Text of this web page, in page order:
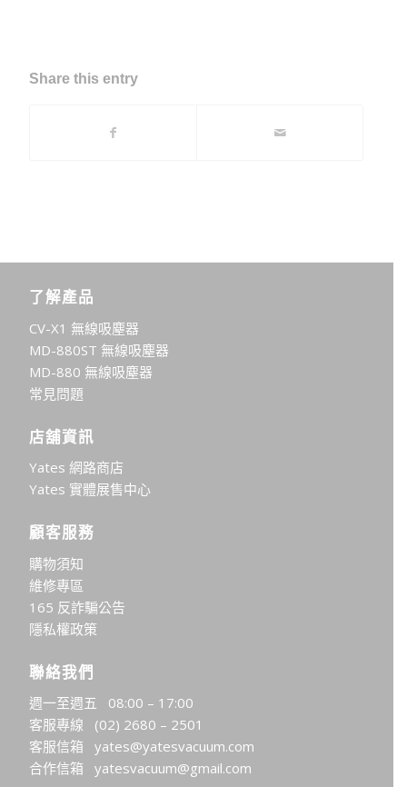
Share this entry
了解產品
CV-X1 無線吸塵器
MD-880ST 無線吸塵器
MD-880 無線吸塵器
常見問題
店舖資訊
Yates 網路商店
Yates 實體展售中心
顧客服務
購物須知
維修專區
165 反詐騙公告
隱私權政策
聯絡我們
週一至週五 08:00 – 17:00
客服專線 (02) 2680 – 2501
客服信箱yates@yatesvacuum.com
合作信箱yatesvacuum@gmail.com